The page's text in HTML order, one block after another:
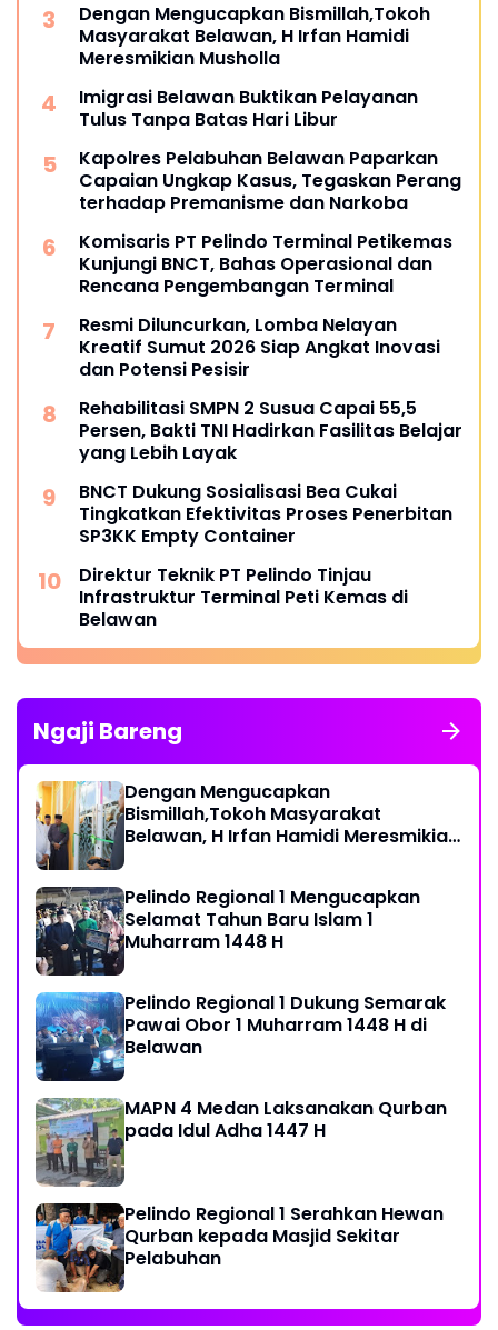
Dengan Mengucapkan Bismillah,Tokoh
Masyarakat Belawan, H Irfan Hamidi
Meresmikian Musholla
Imigrasi Belawan Buktikan Pelayanan
Tulus Tanpa Batas Hari Libur
Kapolres Pelabuhan Belawan Paparkan
Capaian Ungkap Kasus, Tegaskan Perang
terhadap Premanisme dan Narkoba
Komisaris PT Pelindo Terminal Petikemas
Kunjungi BNCT, Bahas Operasional dan
Rencana Pengembangan Terminal
Resmi Diluncurkan, Lomba Nelayan
Kreatif Sumut 2026 Siap Angkat Inovasi
dan Potensi Pesisir
Rehabilitasi SMPN 2 Susua Capai 55,5
Persen, Bakti TNI Hadirkan Fasilitas Belajar
yang Lebih Layak
BNCT Dukung Sosialisasi Bea Cukai
Tingkatkan Efektivitas Proses Penerbitan
SP3KK Empty Container
Direktur Teknik PT Pelindo Tinjau
Infrastruktur Terminal Peti Kemas di
Belawan
Ngaji Bareng
Dengan Mengucapkan
Bismillah,Tokoh Masyarakat
Belawan, H Irfan Hamidi Meresmikian
Pelindo Regional 1 Mengucapkan
Selamat Tahun Baru Islam 1
Muharram 1448 H
Pelindo Regional 1 Dukung Semarak
Pawai Obor 1 Muharram 1448 H di
Belawan
MAPN 4 Medan Laksanakan Qurban
pada Idul Adha 1447 H
Pelindo Regional 1 Serahkan Hewan
Qurban kepada Masjid Sekitar
Pelabuhan